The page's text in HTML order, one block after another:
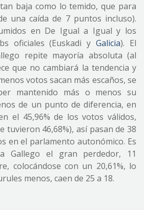
baja como lo temido, que para
una caída de 7 puntos incluso).
en De Igual a Igual y los
oficiales (Euskadi yGalicia). El
repite mayoría absoluta (al
que no cambiará la tendencia y
votos sacan más escaños, se
mantenido más o menos su
de un punto de diferencia, en
el 45,96% de los votos válidos,
tuvieron 46,68%), así pasan de 38
en el parlamento autonómico. Es
Gallego el gran perdedor, 11
colocándose con un 20,61%, lo
menos, caen de 25 a 18.